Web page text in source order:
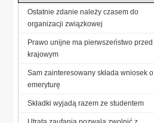
Ostatnie zdanie należy czasem do
organizacji związkowej
Prawo unijne ma pierwszeństwo przed
krajowym
Sam zainteresowany składa wniosek o
emeryturę
Składki wyjadą razem ze studentem